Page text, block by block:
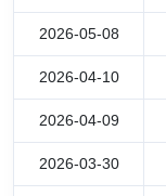
2026-05-08
2026-04-10
2026-04-09
2026-03-30